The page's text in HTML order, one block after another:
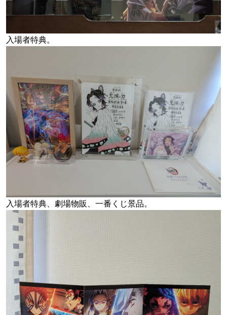
入場者特典。
入場者特典、劇場物販、一番くじ景品。